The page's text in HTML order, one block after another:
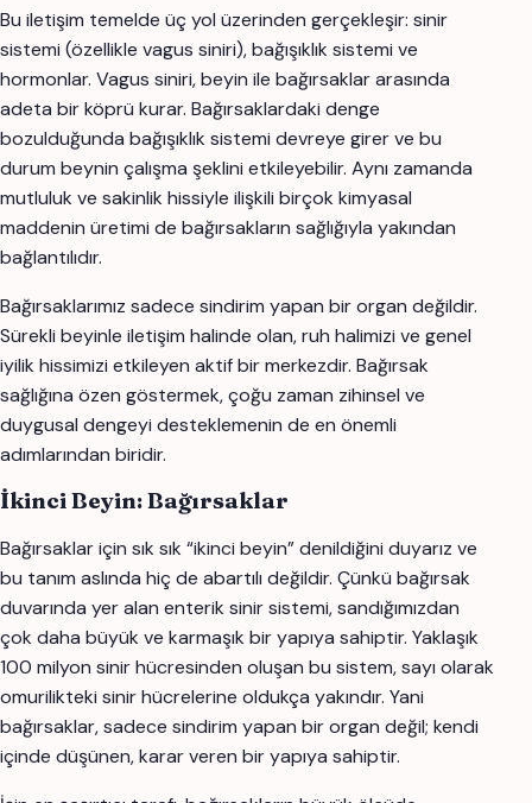
Bu iletişim temelde üç yol üzerinden gerçekleşir: sinir
sistemi (özellikle vagus siniri), bağışıklık sistemi ve
hormonlar. Vagus siniri, beyin ile bağırsaklar arasında
adeta bir köprü kurar. Bağırsaklardaki denge
bozulduğunda bağışıklık sistemi devreye girer ve bu
durum beynin çalışma şeklini etkileyebilir. Aynı zamanda
mutluluk ve sakinlik hissiyle ilişkili birçok kimyasal
maddenin üretimi de bağırsakların sağlığıyla yakından
bağlantılıdır.
Bağırsaklarımız sadece sindirim yapan bir organ değildir.
Sürekli beyinle iletişim halinde olan, ruh halimizi ve genel
iyilik hissimizi etkileyen aktif bir merkezdir. Bağırsak
sağlığına özen göstermek, çoğu zaman zihinsel ve
duygusal dengeyi desteklemenin de en önemli
adımlarından biridir.
İkinci Beyin: Bağırsaklar
Bağırsaklar için sık sık “ikinci beyin” denildiğini duyarız ve
bu tanım aslında hiç de abartılı değildir. Çünkü bağırsak
duvarında yer alan enterik sinir sistemi, sandığımızdan
çok daha büyük ve karmaşık bir yapıya sahiptir. Yaklaşık
100 milyon sinir hücresinden oluşan bu sistem, sayı olarak
omurilikteki sinir hücrelerine oldukça yakındır. Yani
bağırsaklar, sadece sindirim yapan bir organ değil; kendi
içinde düşünen, karar veren bir yapıya sahiptir.